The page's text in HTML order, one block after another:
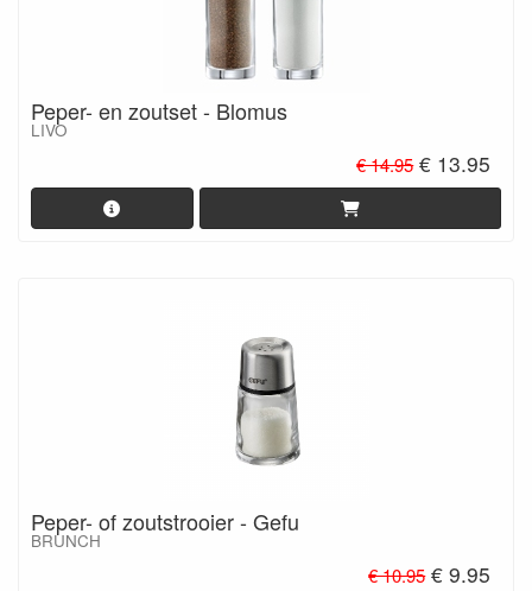
Peper- en zoutset - Blomus
LIVO
€ 14.95 € 13.95
Peper- of zoutstrooier - Gefu
BRUNCH
€ 10.95 € 9.95